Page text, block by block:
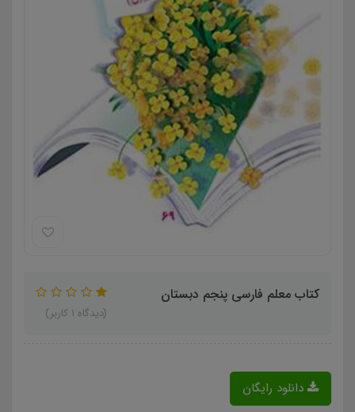
کتاب معلم فارسی پنجم دبستان
(دیدگاه 1 کاربر)
دانلود رایگان